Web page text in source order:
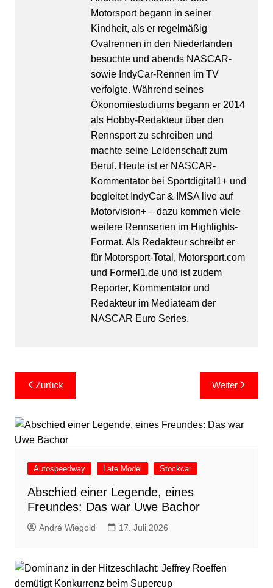
Motorsport begann in seiner
Kindheit, als er regelmäßig
Ovalrennen in den Niederlanden
besuchte und abends NASCAR-
sowie IndyCar-Rennen im TV
verfolgte. Während seines
Ökonomiestudiums begann er 2014
als Hobby-Redakteur über den
Rennsport zu schreiben und
machte seine Leidenschaft zum
Beruf. Heute ist er NASCAR-
Kommentator bei Sportdigital1+ und
begleitet IndyCar & IMSA live auf
Motorvision+ – dazu kommen viele
weitere Rennserien im Highlights-
Format. Als Redakteur schreibt er
für Motorsport-Total, Motorsport.com
und Formel1.de und ist zudem
Reporter, Kommentator und
Redakteur im Mediateam der
NASCAR Euro Series.
Beitragsnavigation
Zurück Weiter
Autospeedway Late Model Stockcar
Abschied einer Legende, eines
Freundes: Das war Uwe Bachor
André Wiegold 17. Juli 2026